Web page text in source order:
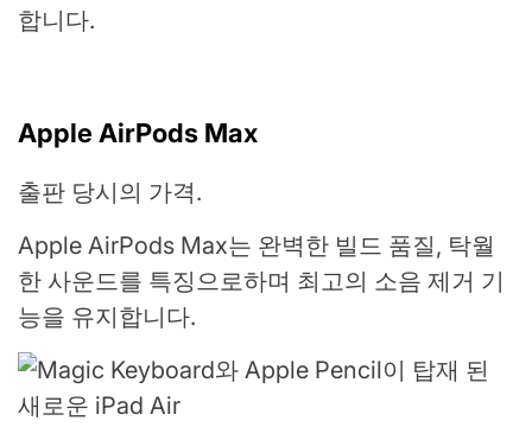
합니다.
Apple AirPods Max
출판 당시의 가격.
Apple AirPods Max는 완벽한 빌드 품질, 탁월
한 사운드를 특징으로하며 최고의 소음 제거 기
능을 유지합니다.